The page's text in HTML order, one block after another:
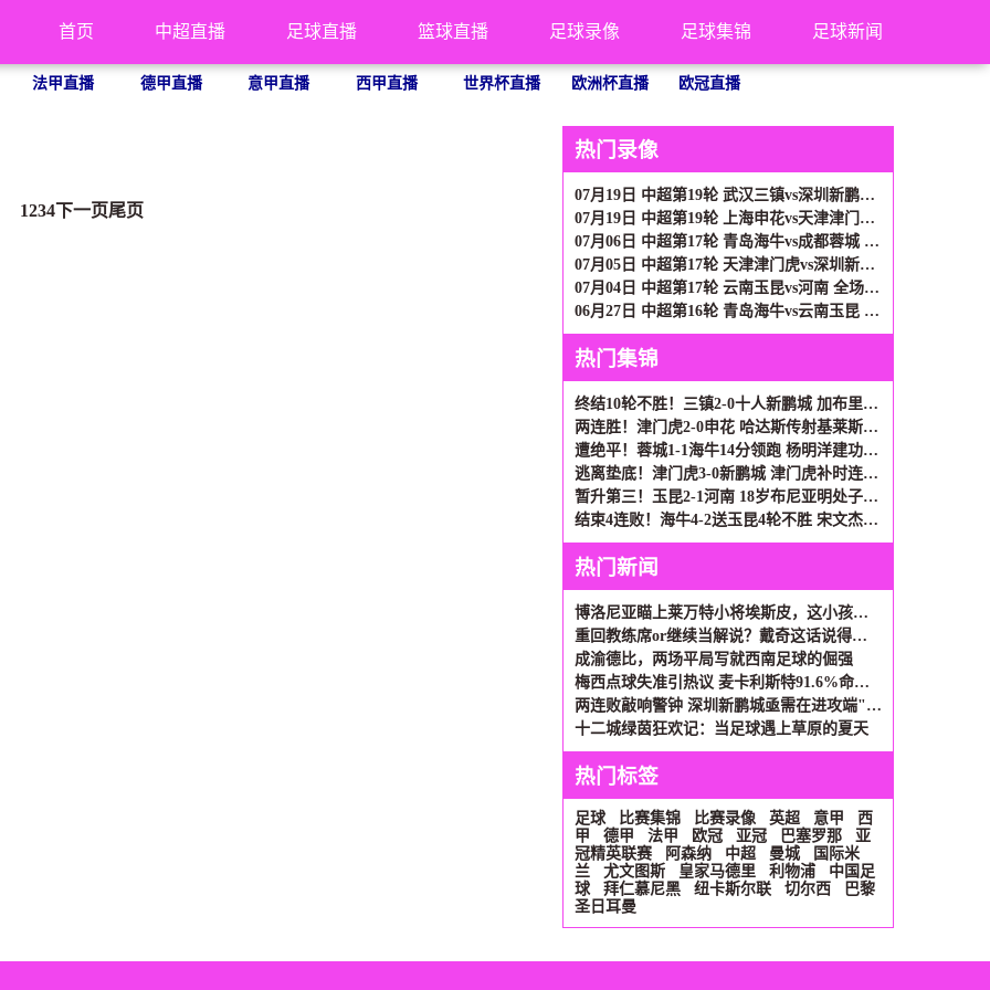
首页 中超直播 足球直播 篮球直播 足球录像 足球集锦 足球新闻
法甲直播 德甲直播 意甲直播 西甲直播 世界杯直播 欧洲杯直播 欧冠直播
1234下一页尾页
热门录像
07月19日 中超第19轮 武汉三镇vs深圳新鹏城 全场录像
07月19日 中超第19轮 上海申花vs天津津门虎 全场录像
07月06日 中超第17轮 青岛海牛vs成都蓉城 全场录像
07月05日 中超第17轮 天津津门虎vs深圳新鹏城 全场录像
07月04日 中超第17轮 云南玉昆vs河南 全场录像
06月27日 中超第16轮 青岛海牛vs云南玉昆 全场录像
热门集锦
终结10轮不胜！三镇2-0十人新鹏城 加布里埃尔直红 熊继政破门
两连胜！津门虎2-0申花 哈达斯传射基莱斯破门 比赛一度暂停1小时
遭绝平！蓉城1-1海牛14分领跑 杨明洋建功杨聪救主 海牛仍倒数第3
逃离垫底！津门虎3-0新鹏城 津门虎补时连入2球 积分平三镇升第15
暂升第三！玉昆2-1河南 18岁布尼亚明处子球叶力江离谱梦游送礼
结束4连败！海牛4-2送玉昆4轮不胜 宋文杰2传1射林创益0度角破门
热门新闻
博洛尼亚瞄上莱万特小将埃斯皮，这小孩有点意思
重回教练席or继续当解说？戴奇这话说得够艺术
成渝德比，两场平局写就西南足球的倔强
梅西点球失准引热议 麦卡利斯特91.6%命中率或成新选择
两连败敲响警钟 深圳新鹏城亟需在进攻端"绣花"
十二城绿茵狂欢记：当足球遇上草原的夏天
热门标签
足球 比赛集锦 比赛录像 英超 意甲
西
甲
德甲 法甲 欧冠 亚冠 巴塞罗那
亚
冠精英联赛
阿森纳 中超 曼城
国际米
兰
尤文图斯 皇家马德里 利物浦
中国足
球
拜仁慕尼黑 纽卡斯尔联 切尔西
巴黎
圣日耳曼